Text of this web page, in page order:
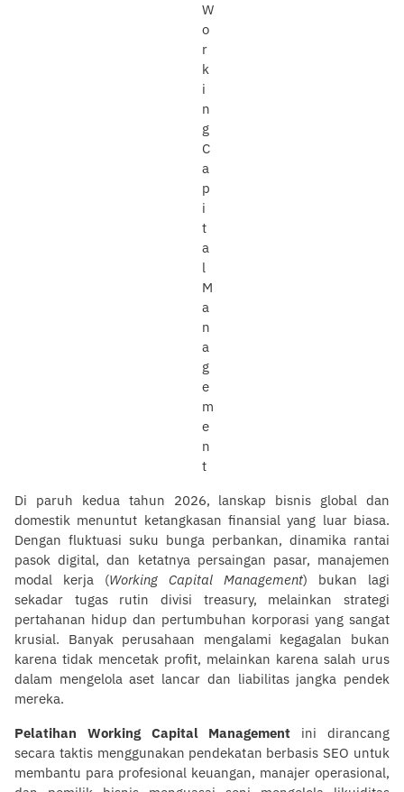
Di paruh kedua tahun 2026, lanskap bisnis global dan
domestik menuntut ketangkasan finansial yang luar biasa.
Dengan fluktuasi suku bunga perbankan, dinamika rantai
pasok digital, dan ketatnya persaingan pasar, manajemen
modal kerja (Working Capital Management) bukan lagi
sekadar tugas rutin divisi treasury, melainkan strategi
pertahanan hidup dan pertumbuhan korporasi yang sangat
krusial. Banyak perusahaan mengalami kegagalan bukan
karena tidak mencetak profit, melainkan karena salah urus
dalam mengelola aset lancar dan liabilitas jangka pendek
mereka.
Pelatihan Working Capital Management ini dirancang
secara taktis menggunakan pendekatan berbasis SEO untuk
membantu para profesional keuangan, manajer operasional,